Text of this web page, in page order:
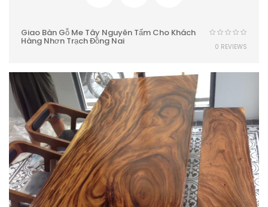
Giao Bàn Gỗ Me Tây Nguyên Tấm Cho Khách
Hàng Nhơn Trạch Đồng Nai 0 REVIEWS